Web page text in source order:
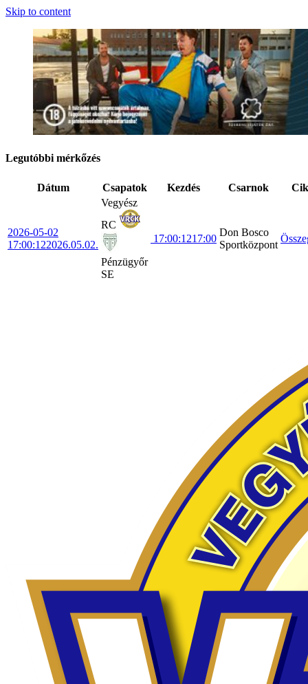
Skip to content
Legutóbbi mérkőzés
Dátum Csapatok Kezdés Csarnok
2026-05-02
17:00:122026.05.02.
Vegyész
RC
Pénzügyőr
SE
17:00:1217:00
Don Bosco
Sportközpont